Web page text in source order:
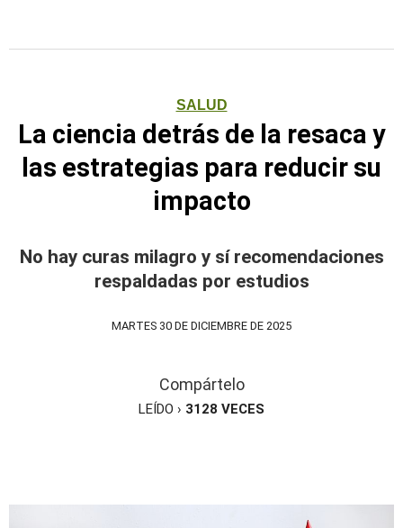
SALUD
La ciencia detrás de la resaca y
las estrategias para reducir su
impacto
No hay curas milagro y sí recomendaciones
respaldadas por estudios
MARTES 30 DE DICIEMBRE DE 2025
Compártelo
LEÍDO › 3128 VECES